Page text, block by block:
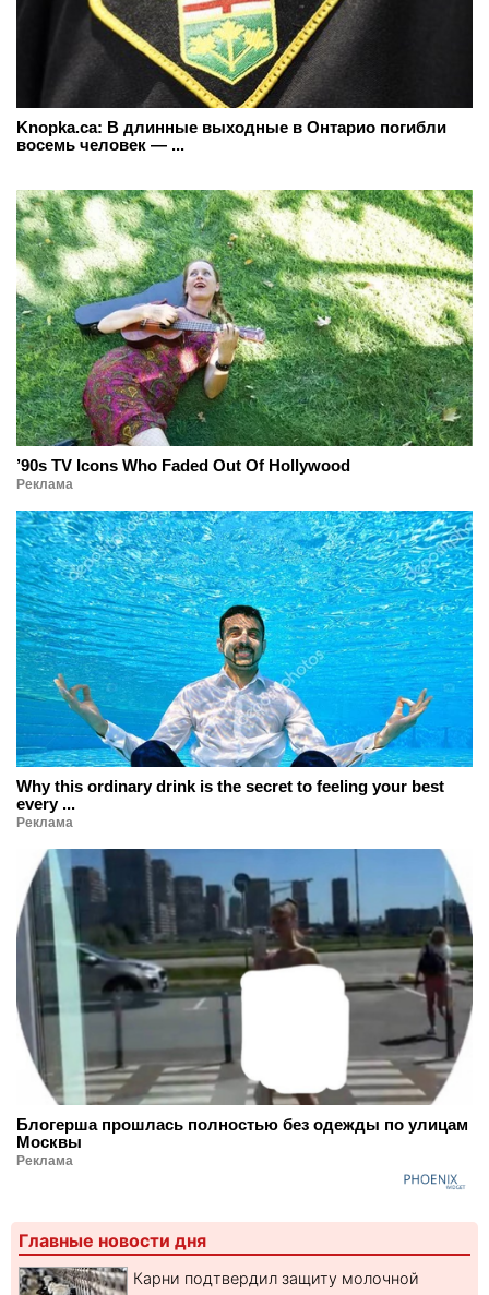
Knopka.ca: В длинные выходные в Онтарио погибли
восемь человек — ...
’90s TV Icons Who Faded Out Of Hollywood
Реклама
Why this ordinary drink is the secret to feeling your best
every ...
Реклама
Блогерша прошлась полностью без одежды по улицам
Москвы
Реклама
Главные новости дня
Карни подтвердил защиту молочной